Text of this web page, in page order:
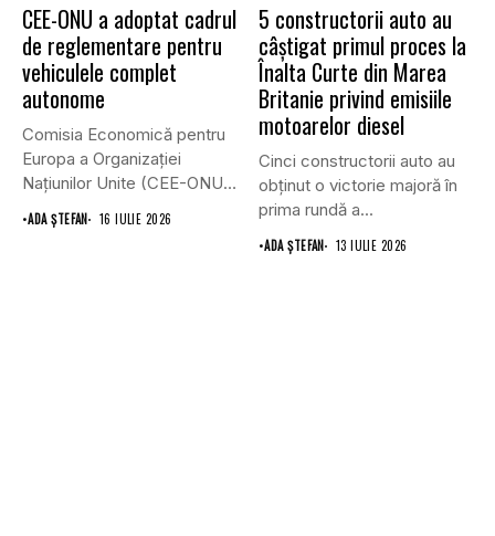
CEE-ONU a adoptat cadrul
de reglementare pentru
vehiculele complet
autonome
Comisia Economică pentru
Europa a Organizației
Națiunilor Unite (CEE-ONU)
a adoptat primul...
•ADA ȘTEFAN 16 IULIE 2026
5 constructorii auto au
câștigat primul proces la
Înalta Curte din Marea
Britanie privind emisiile
motoarelor diesel
Cinci constructorii auto au
obținut o victorie majoră în
prima rundă a...
•ADA ȘTEFAN 13 IULIE 2026